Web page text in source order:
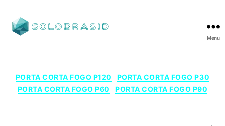
Menu
PORTA CORTA FOGO P120
PORTA CORTA FOGO P30
PORTA CORTA FOGO P60
PORTA CORTA FOGO P90